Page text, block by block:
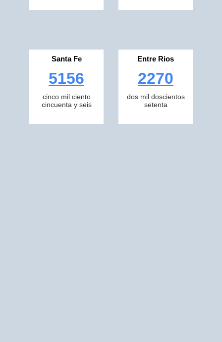
Santa Fe
5156
cinco mil ciento
cincuenta y seis
Entre Rios
2270
dos mil doscientos
setenta